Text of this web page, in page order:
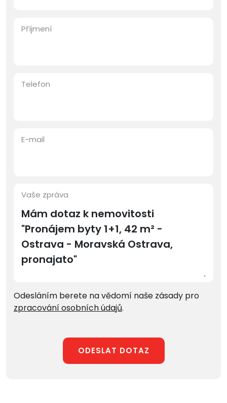
Příjmení
Telefon
E-mail
Vaše zpráva
Odesláním berete na vědomí naše zásady pro
zpracování osobních údajů.
ODESLAT DOTAZ